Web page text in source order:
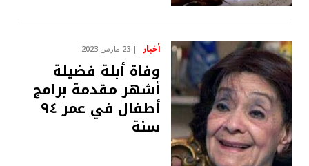
أخبار 23 مارس 2023
وفاة أبلة فضيلة
أشهر مقدمة برامج
أطفال في عمر ٩٤
سنة